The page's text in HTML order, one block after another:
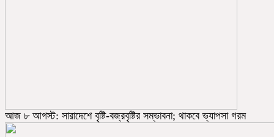
আজ ৮ আগস্ট: সারাদেশে বৃষ্টি-বজ্রবৃষ্টির সম্ভাবনা; থাকবে ভ্যাপসা গরম